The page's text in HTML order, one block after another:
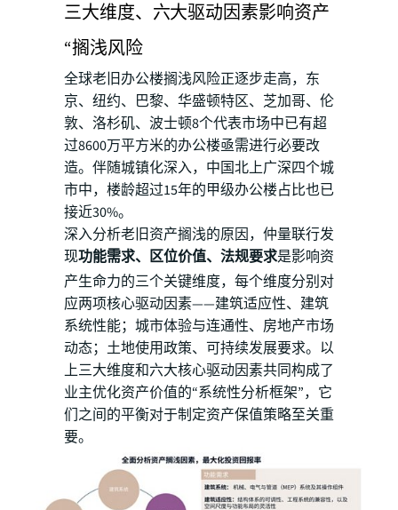
三大维度、六大驱动因素影响资产
“搁浅风险
全球老旧办公楼搁浅风险正逐步走高，东
京、纽约、巴黎、华盛顿特区、芝加哥、伦
敦、洛杉矶、波士顿8个代表市场中已有超
过8600万平方米的办公楼亟需进行必要改
造。伴随城镇化深入，中国北上广深四个城
市中，楼龄超过15年的甲级办公楼占比也已
接近30%。
深入分析老旧资产搁浅的原因，仲量联行发
现功能需求、区位价值、法规要求是影响资
产生命力的三个关键维度，每个维度分别对
应两项核心驱动因素——建筑适应性、建筑
系统性能；城市体验与连通性、房地产市场
动态；土地使用政策、可持续发展要求。以
上三大维度和六大核心驱动因素共同构成了
业主优化资产价值的“系统性分析框架”，它
们之间的平衡对于制定资产保值策略至关重
要。